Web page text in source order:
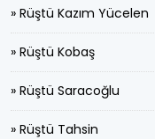
» Rüştü Kazım Yücelen
» Rüştü Kobaş
» Rüştü Saracoğlu
» Rüştü Tahsin